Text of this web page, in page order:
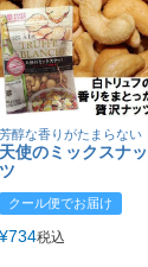
芳醇な香りがたまらない
天使のミックスナッ
ツ
クール便でお届け
¥734税込